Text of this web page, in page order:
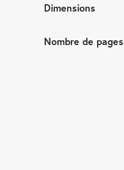
Dimensions
Nombre de pages